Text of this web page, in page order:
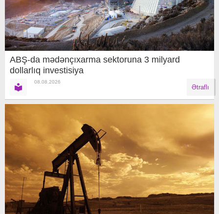
ABŞ-da mədənçıxarma sektoruna 3 milyard
dollarlıq investisiya
08.08.2026
Ətraflı